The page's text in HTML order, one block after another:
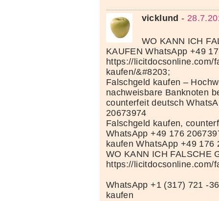
vicklund -
WO KANN ICH
KAUFEN WhatsApp +49
https://licitdocsonline.com/
kaufen/&#8203;
Falschgeld kaufen –
nachweisbare Banknoten
counterfeit deutsch
20673974
Falschgeld kaufen,
WhatsApp +49 176
kaufen WhatsApp +49 176
WO KANN ICH FALSCHE
https://licitdocsonline.com/
WhatsApp +1 (317) 721 -
kaufen